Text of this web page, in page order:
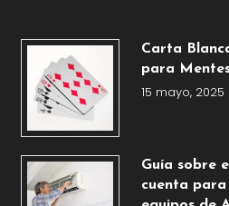
Carta
para
15 mayo, 2025
Guía sobre
cuenta